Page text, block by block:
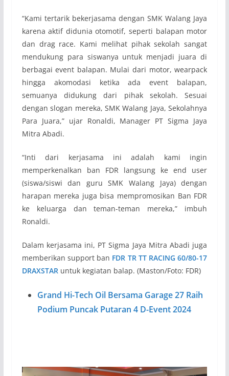
“Kami tertarik bekerjasama dengan SMK Walang Jaya
karena aktif didunia otomotif, seperti balapan motor
dan drag race. Kami melihat pihak sekolah sangat
mendukung para siswanya untuk menjadi juara di
berbagai event balapan. Mulai dari motor, wearpack
hingga akomodasi ketika ada event balapan,
semuanya didukung dari pihak sekolah. Sesuai
dengan slogan mereka, SMK Walang Jaya, Sekolahnya
Para Juara,” ujar Ronaldi, Manager PT Sigma Jaya
Mitra Abadi.
“Inti dari kerjasama ini adalah kami ingin
memperkenalkan ban FDR langsung ke end user
(siswa/siswi dan guru SMK Walang Jaya) dengan
harapan mereka juga bisa mempromosikan Ban FDR
ke keluarga dan teman-teman mereka,” imbuh
Ronaldi.
Dalam kerjasama ini, PT Sigma Jaya Mitra Abadi juga
memberikan support ban FDR TR TT RACING 60/80-17
DRAXSTARuntuk kegiatan balap. (Maston/Foto: FDR)
Grand Hi-Tech Oil Bersama Garage 27 Raih
Podium Puncak Putaran 4 D-Event 2024